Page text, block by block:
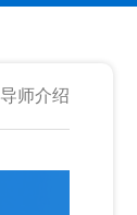
导师介绍